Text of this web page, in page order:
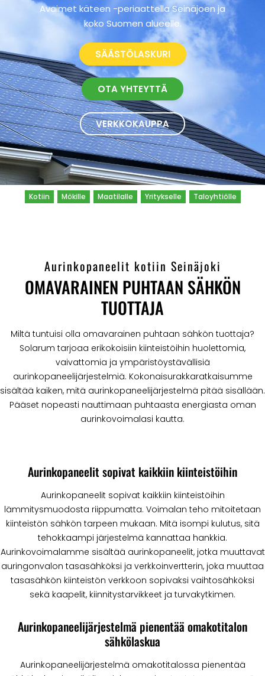
Avaimet käteen -periaattella Seinäjoen ja
koko Suomen alueelle.
SÄÄSTÖLASKURI
OTA YHTEYTTÄ
VERKKOKAUPPA
Kotiin Mökille Maatilalle Yritykselle Taloyhtiölle
Aurinkopaneelit kotiin Seinäjoki
OMAVARAINEN PUHTAAN SÄHKÖN
TUOTTAJA
Miltä tuntuisi olla omavarainen puhtaan sähkön tuottaja?
Solarum tarjoaa erikokoisiin kiinteistöihin huolettomia,
vaivattomia ja ympäristöystävällisiä
aurinkopaneelijärjestelmiä. Kokonaisurakkaratkaisumme
sisältää kaiken, mitä aurinkopaneelijärjestelmä pitää sisällään.
Pääset nopeasti nauttimaan puhtaasta energiasta oman
aurinkovoimalasi kautta.
Aurinkopaneelit sopivat kaikkiin kiinteistöihin
Aurinkopaneelit sopivat kaikkiin kiinteistöihin
lämmitysmuodosta riippumatta. Voimalan teho mitoitetaan
kiinteistön sähkön tarpeen mukaan. Mitä isompi kulutus, sitä
tehokkaampi järjestelmä kannattaa hankkia.
Aurinkovoimalamme sisältää aurinkopaneelit, jotka muuttavat
auringonvalon tasasähköksi ja verkkoinvertterin, joka muuttaa
tasasähkön kiinteistön verkkoon sopivaksi vaihtosähköksi
sekä kaapelit, kiinnitystarvikkeet ja turvakytkimen.
Aurinkopaneelijärjestelmä pienentää omakotitalon
sähkölaskua
Aurinkopaneelijärjestelmä omakotitalossa pienentää